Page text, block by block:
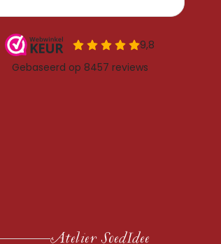
Atelier SoedIdee